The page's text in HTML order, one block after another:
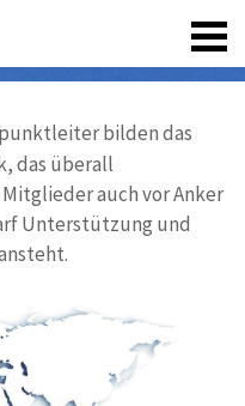
bilden das
das überall
auch vor Anker
Unterstützung und